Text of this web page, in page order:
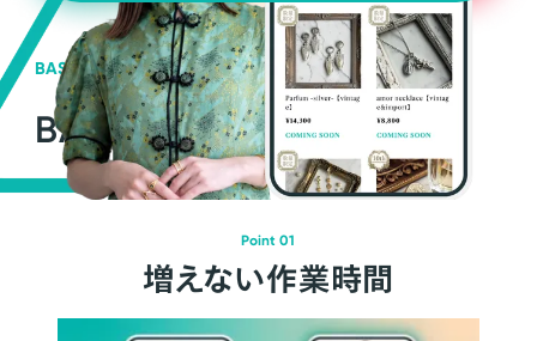
BASEの強み
BASEが強い3つの理由
Point 01
増えない作業時間